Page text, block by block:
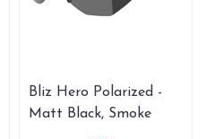
Bliz Hero Polarized -
Matt Black, Smoke